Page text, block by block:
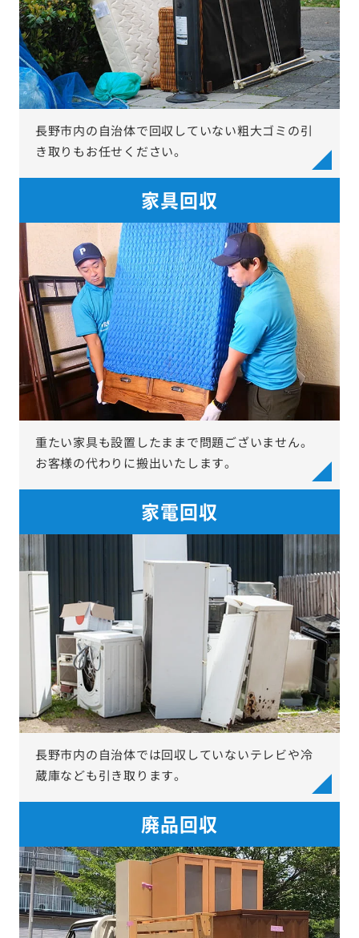
長野市内の自治体で回収していない粗大ゴミの引
き取りもお任せください。
家具回収
重たい家具も設置したままで問題ございません。
お客様の代わりに搬出いたします。
家電回収
長野市内の自治体では回収していないテレビや冷
蔵庫なども引き取ります。
廃品回収